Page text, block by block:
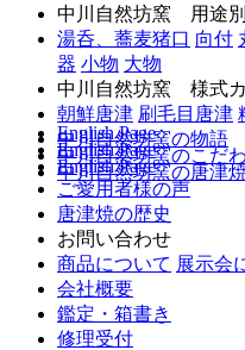
中川自然坊窯 用途
湯呑、蕎麦猪口 向付
器 小物 大物
中川自然坊窯 様式
朝鮮唐津 刷毛目唐津
中川自然坊窯の物語
English Page
中川自然坊窯のこだ
English Page
中川自然坊窯の唐津
English Page
ご愛用者様の声
唐津焼の歴史
お問い合わせ
商品について 展示会
会社概要
鑑定・箱書き
修理受付